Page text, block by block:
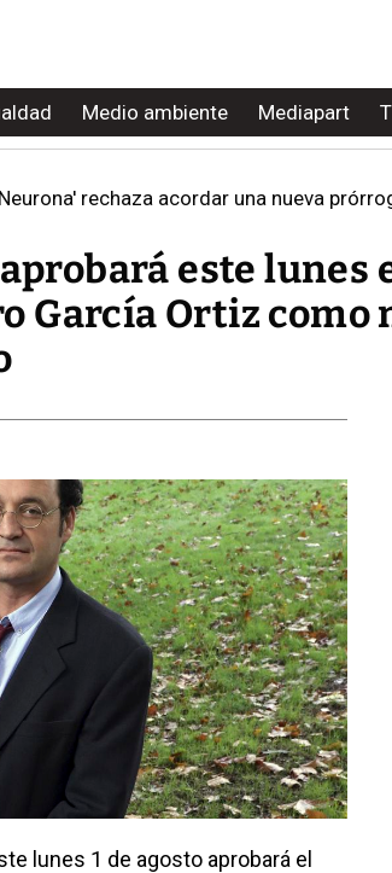
Medio ambiente Mediapart
rechaza acordar una nueva
este lunes
García Ortiz como
lunes 1 de agosto aprobará el